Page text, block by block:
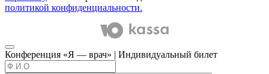
политикой конфиденциальности.
Конференция «Я — врач» | Индивидуальный билет